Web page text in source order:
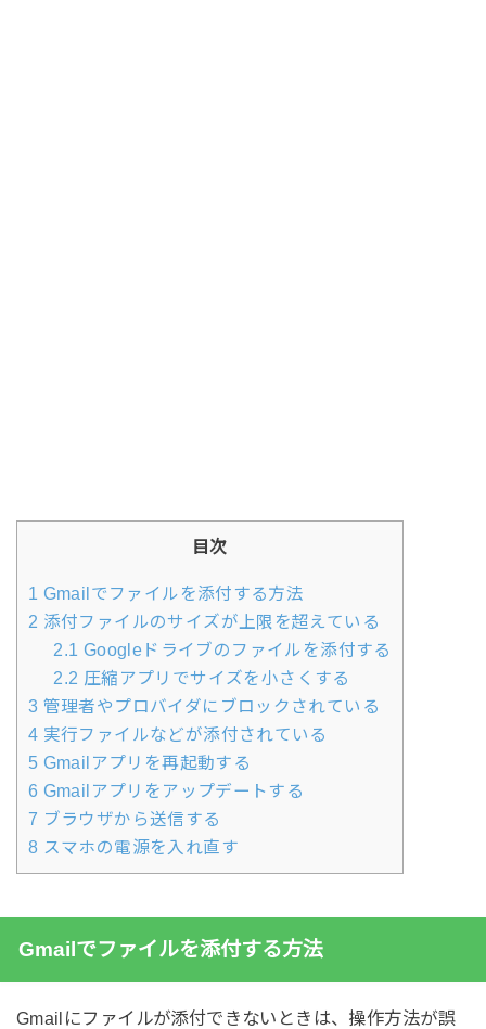
目次
1 Gmailでファイルを添付する方法
2 添付ファイルのサイズが上限を超えている
2.1 Googleドライブのファイルを添付する
2.2 圧縮アプリでサイズを小さくする
3 管理者やプロバイダにブロックされている
4 実行ファイルなどが添付されている
5 Gmailアプリを再起動する
6 Gmailアプリをアップデートする
7 ブラウザから送信する
8 スマホの電源を入れ直す
Gmailでファイルを添付する方法
Gmailにファイルが添付できないときは、操作方法が誤